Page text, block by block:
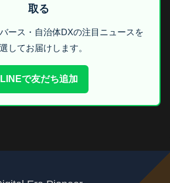
取る
ース・自治体DXの注目ニュースを
してお届けします。
LINEで友だち追加